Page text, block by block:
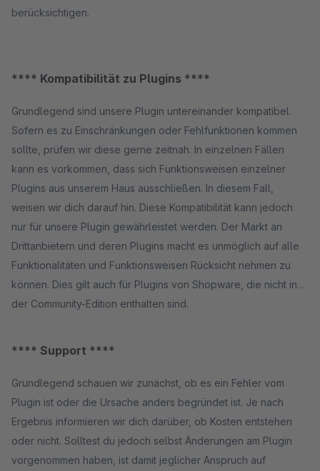
berücksichtigen.
**** Kompatibilität zu Plugins ****
Grundlegend sind unsere Plugin untereinander kompatibel.
Sofern es zu Einschränkungen oder Fehlfunktionen kommen
sollte, prüfen wir diese gerne zeitnah. In einzelnen Fällen
kann es vorkommen, dass sich Funktionsweisen einzelner
Plugins aus unserem Haus ausschließen. In diesem Fall,
weisen wir dich darauf hin. Diese Kompatibilität kann jedoch
nur für unsere Plugin gewährleistet werden. Der Markt an
Drittanbietern und deren Plugins macht es unmöglich auf alle
Funktionalitäten und Funktionsweisen Rücksicht nehmen zu
können. Dies gilt auch für Plugins von Shopware, die nicht in
der Community-Edition enthalten sind.
**** Support ****
Grundlegend schauen wir zunächst, ob es ein Fehler vom
Plugin ist oder die Ursache anders begründet ist. Je nach
Ergebnis informieren wir dich darüber, ob Kosten entstehen
oder nicht. Solltest du jedoch selbst Änderungen am Plugin
vorgenommen haben, ist damit jeglicher Anspruch auf